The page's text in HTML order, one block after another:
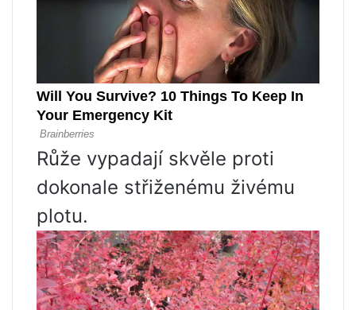
Růže vypadají skvěle proti
dokonale střiženému živému
plotu.